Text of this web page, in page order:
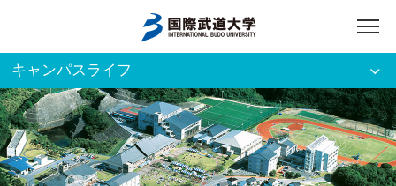
アクセス 入試資料請求
ご利用者別
キャンパスライフ